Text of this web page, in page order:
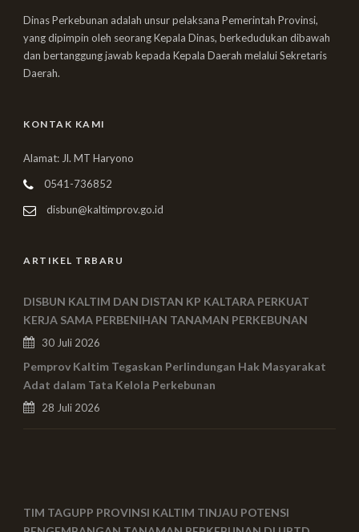
Dinas Perkebunan adalah unsur pelaksana Pemerintah Provinsi,
yang dipimpin oleh seorang Kepala Dinas, berkedudukan dibawah
dan bertanggung jawab kepada Kepala Daerah melalui Sekretaris
Daerah.
KONTAK KAMI
Alamat: Jl. MT Haryono
0541-736852
disbun@kaltimprov.go.id
ARTIKEL TRBARU
DISBUN KALTIM DAN DISTAN KP KALTARA PERKUAT
KERJA SAMA PERBENIHAN TANAMAN PERKEBUNAN
30 Juli 2026
Pemprov Kaltim Tegaskan Perlindungan Hak Masyarakat
Adat dalam Tata Kelola Perkebunan
28 Juli 2026
TIM TAGUPP PROVINSI KALTIM TINJAU POTENSI